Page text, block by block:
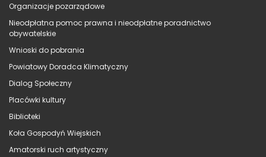
Organizacje pozarządowe
Nieodpłatna pomoc prawna i nieodpłatne poradnictwo
obywatelskie
Wnioski do pobrania
Powiatowy Doradca Klimatyczny
Dialog Społeczny
Placówki kultury
Biblioteki
Koła Gospodyń Wiejskich
Amatorski ruch artystyczny